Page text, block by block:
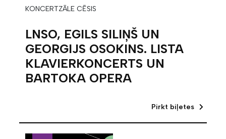
KONCERTZĀLE CĒSIS
LNSO, EGILS SILIŅŠ UN
GEORGIJS OSOKINS. LISTA
KLAVIERKONCERTS UN
BARTOKA OPERA
Pirkt biļetes